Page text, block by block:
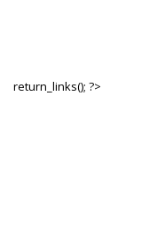
return_links(); ?>